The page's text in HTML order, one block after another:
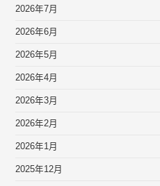
2026年7月
2026年6月
2026年5月
2026年4月
2026年3月
2026年2月
2026年1月
2025年12月